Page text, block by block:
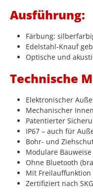
Ausführung:
Färbung:
Edelstahl-Knauf
Optische und
Technische
Elektronischer
Mechanischer
Patentierter
IP67 – auch für
Bohr- und
Modulare Bauweise
Ohne Bluetooth
Mit Freilauffunktion
Zertifiziert nach